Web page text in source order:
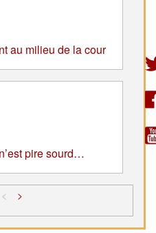
au milieu de la cour
pire sourd…
< >